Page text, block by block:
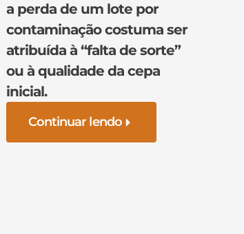
a perda de um lote por
contaminação costuma ser
atribuída à “falta de sorte”
ou à qualidade da cepa
inicial.
Continuar lendo